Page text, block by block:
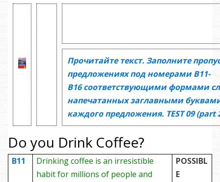
Прочитайте текст. Заполните
предложениях под номерамиВ11-
В16соответствующими формами
напечатанных заглавными
каждого предложения. TEST09(part
Do you Drink Coffee?
B11
Drinking coffee is an irresistible
habit for millions of people and
POSSIBL
E